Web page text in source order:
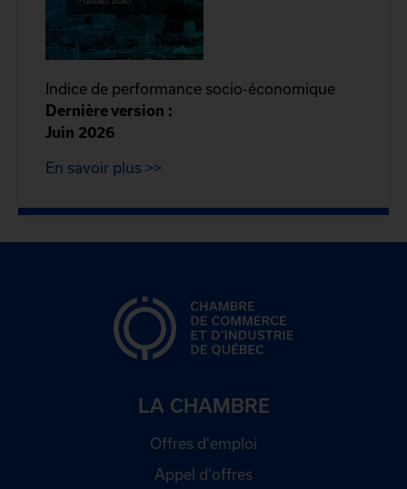
Indice de performance socio-économique
Dernière version :
Juin 2026
En savoir plus >>
commerce de Québec
LA CHAMBRE
Offres d'emploi
Appel d'offres